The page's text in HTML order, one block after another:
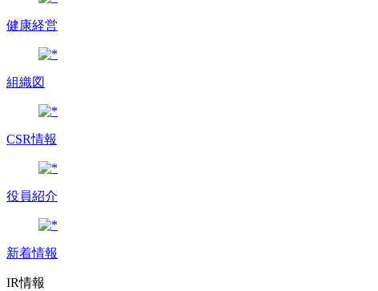
健康経営
組織図
CSR情報
役員紹介
新着情報
IR情報